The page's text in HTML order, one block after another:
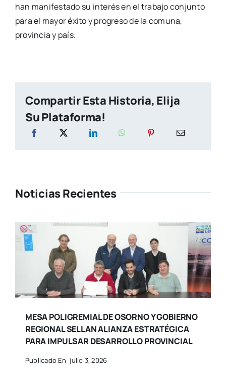
han manifestado su interés en el trabajo conjunto
para el mayor éxito y progreso de la comuna,
provincia y país.
Compartir Esta Historia, Elija
Su Plataforma!
Noticias Recientes
MESA POLIGREMIAL DE OSORNO Y GOBIERNO
REGIONAL SELLAN ALIANZA ESTRATÉGICA
PARA IMPULSAR DESARROLLO PROVINCIAL
Publicado En: julio 3, 2026